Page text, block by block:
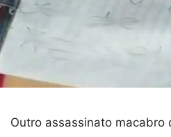
Outro assassinato macabro